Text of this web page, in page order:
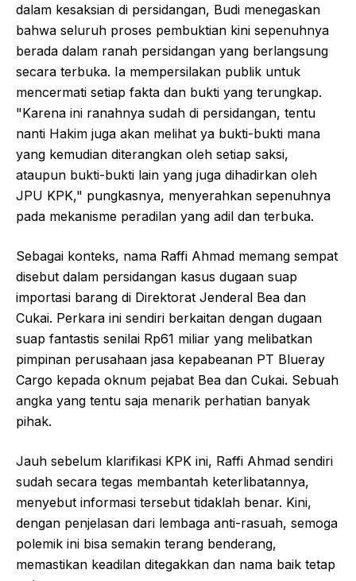
dalam kesaksian di persidangan, Budi menegaskan
bahwa seluruh proses pembuktian kini sepenuhnya
berada dalam ranah persidangan yang berlangsung
secara terbuka. Ia mempersilakan publik untuk
mencermati setiap fakta dan bukti yang terungkap.
"Karena ini ranahnya sudah di persidangan, tentu
nanti Hakim juga akan melihat ya bukti-bukti mana
yang kemudian diterangkan oleh setiap saksi,
ataupun bukti-bukti lain yang juga dihadirkan oleh
JPU KPK," pungkasnya, menyerahkan sepenuhnya
pada mekanisme peradilan yang adil dan terbuka.
Sebagai konteks, nama Raffi Ahmad memang sempat
disebut dalam persidangan kasus dugaan suap
importasi barang di Direktorat Jenderal Bea dan
Cukai. Perkara ini sendiri berkaitan dengan dugaan
suap fantastis senilai Rp61 miliar yang melibatkan
pimpinan perusahaan jasa kepabeanan PT Blueray
Cargo kepada oknum pejabat Bea dan Cukai. Sebuah
angka yang tentu saja menarik perhatian banyak
pihak.
Jauh sebelum klarifikasi KPK ini, Raffi Ahmad sendiri
sudah secara tegas membantah keterlibatannya,
menyebut informasi tersebut tidaklah benar. Kini,
dengan penjelasan dari lembaga anti-rasuah, semoga
polemik ini bisa semakin terang benderang,
memastikan keadilan ditegakkan dan nama baik tetap